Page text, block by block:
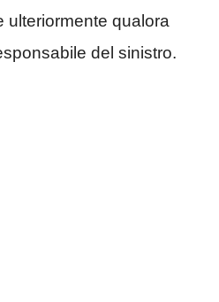
ulteriormente qualora
del sinistro.